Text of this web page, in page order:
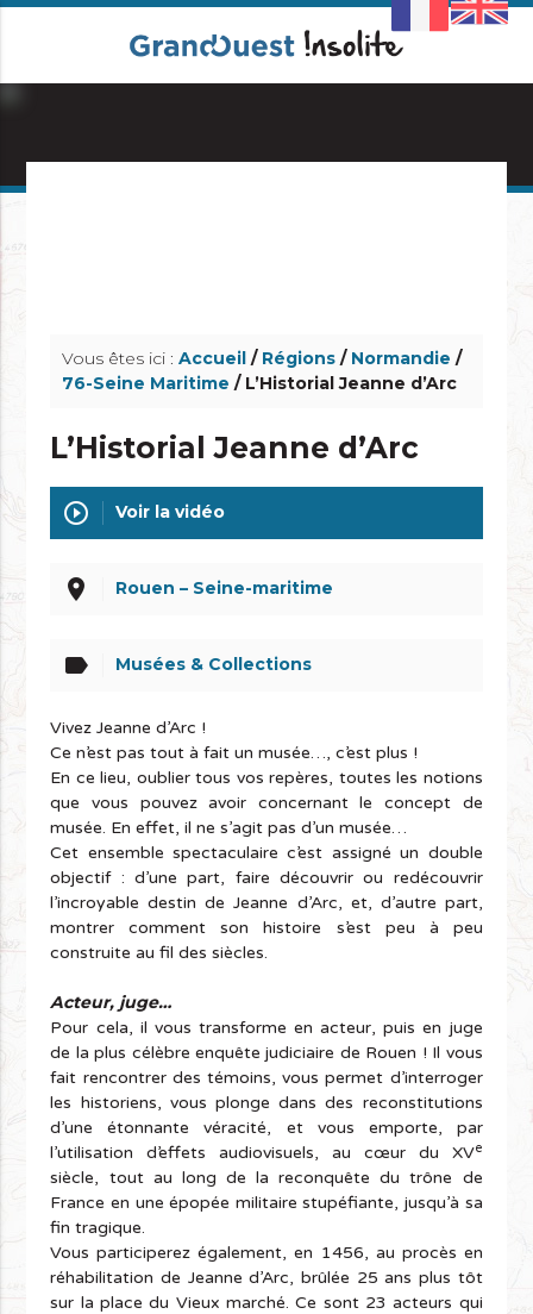
Vous êtes ici :Accueil / Régions / Normandie /
76-Seine Maritime / L’Historial Jeanne d’Arc
L’Historial Jeanne d’Arc
play_circle_outline Voir la vidéo
place Rouen – Seine-maritime
label Musées & Collections
Vivez Jeanne d’Arc !
Ce n’est pas tout à fait un musée…, c’est plus !
En ce lieu, oublier tous vos repères, toutes les notions
que vous pouvez avoir concernant le concept de
musée. En effet, il ne s’agit pas d’un musée…
Cet ensemble spectaculaire c’est assigné un double
objectif : d’une part, faire découvrir ou redécouvrir
l’incroyable destin de Jeanne d’Arc, et, d’autre part,
montrer comment son histoire s’est peu à peu
construite au fil des siècles.
Acteur, juge…
Pour cela, il vous transforme en acteur, puis en juge
de la plus célèbre enquête judiciaire de Rouen ! Il vous
fait rencontrer des témoins, vous permet d’interroger
les historiens, vous plonge dans des reconstitutions
d’une étonnante véracité, et vous emporte, par
l’utilisation d’effets audiovisuels, au cœur du XVe
siècle, tout au long de la reconquête du trône de
France en une épopée militaire stupéfiante, jusqu’à sa
fin tragique.
Vous participerez également, en 1456, au procès en
réhabilitation de Jeanne d’Arc, brûlée 25 ans plus tôt
sur la place du Vieux marché. Ce sont 23 acteurs qui